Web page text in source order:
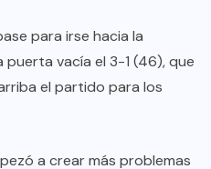
para irse hacia la
vacía el 3-1 (46), que
el partido para los
a crear más problemas